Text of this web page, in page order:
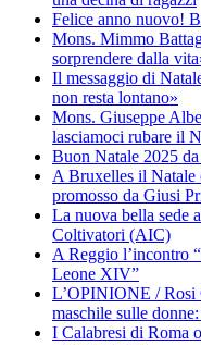
Felice anno nuovo!
Mons. Mimmo
sorprendere dalla
Il messaggio di
non resta lontano»
Mons. Giuseppe
lasciamoci rubare il
Buon Natale 2025
A Bruxelles il Natale
promosso da Giusi
La nuova bella sede
Coltivatori (AIC)
A Reggio l’incontro
Leone XIV”
L’OPINIONE / Rosi
maschile sulle
I Calabresi di Roma